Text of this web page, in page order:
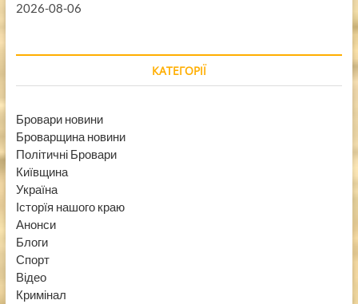
2026-08-06
КАТЕГОРІЇ
Бровари новини
Броварщина новини
Політичні Бровари
Київщина
Україна
Історїя нашого краю
Анонси
Блоги
Спорт
Відео
Кримінал